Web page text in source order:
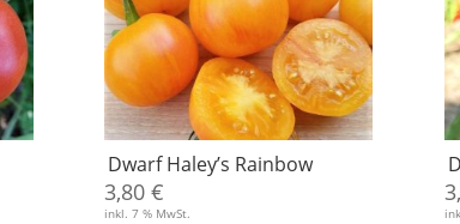
Dwarf Haley’s Rainbow
3,80 €
inkl. 7 % MwSt.